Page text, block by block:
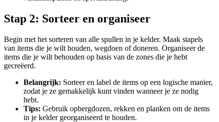
Stap 2: Sorteer en organiseer
Begin met het sorteren van alle spullen in je kelder. Maak stapels
van items die je wilt houden, wegdoen of doneren. Organiseer de
items die je wilt behouden op basis van de zones die je hebt
gecreëerd.
Belangrijk: Sorteer en label de items op een logische manier,
zodat je ze gemakkelijk kunt vinden wanneer je ze nodig
hebt.
Tips: Gebruik opbergdozen, rekken en planken om de items
in je kelder georganiseerd te houden.